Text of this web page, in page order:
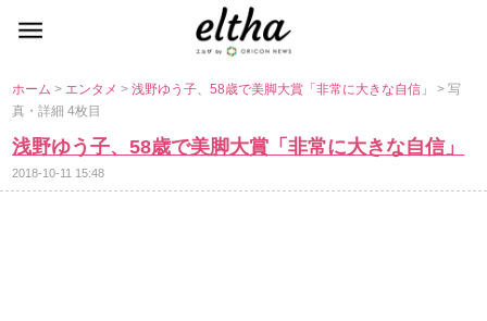
ホーム> エンタメ>浅野ゆう子、58歳で美脚大賞「非常に大きな自信」> 写
真・詳細 4枚目
浅野ゆう子、58歳で美脚大賞「非常に大きな自信」
2018-10-11 15:48